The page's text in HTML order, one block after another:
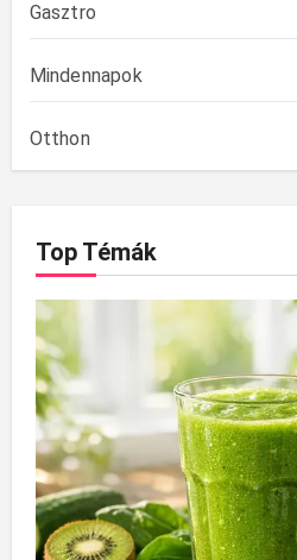
Gasztro
Mindennapok
Otthon
Top Témák